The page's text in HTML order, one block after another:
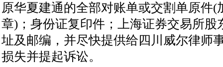
原华夏建通的全部对账单或交割单原件(
章)；身份证复印件；上海证券交易所
址及邮编，并尽快提供给四川威尔律师
损失并提起诉讼。